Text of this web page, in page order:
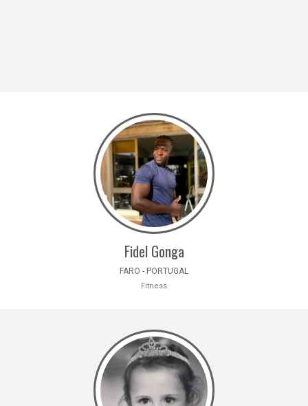
Fidel Gonga
FARO - PORTUGAL
Fitness